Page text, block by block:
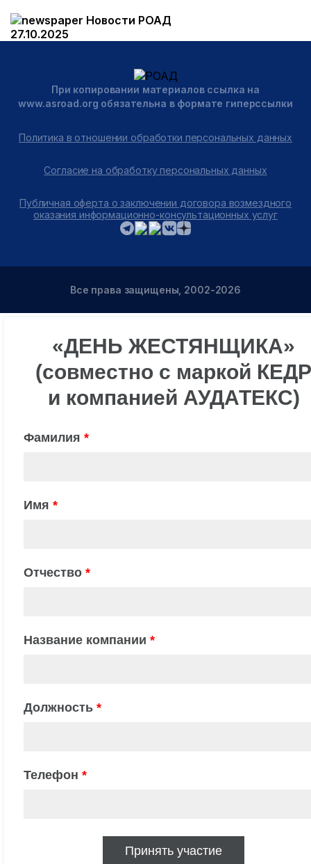
Новости РОАД
27.10.2025
При копировании материалов ссылка на
www.asroad.org обязательна в формате гиперссылки
Политика в отношении обработки персональных данных
Согласие на обработку персональных данных
Публичная оферта о заключении договора возмездного
оказания информационно-консультационных услуг
Все права защищены, 2002-2026